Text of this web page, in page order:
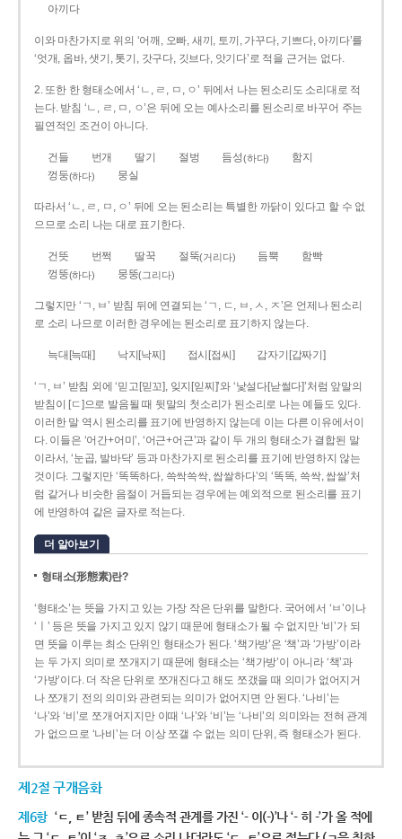
아끼다
이와 마찬가지로 위의 ‘어깨, 오빠, 새끼, 토끼, 가꾸다, 기쁘다, 아끼다’를
‘엇개, 옵바, 샛기, 톳기, 갓구다, 깃브다, 앗기다’로 적을 근거는 없다.
2. 또한 한 형태소에서 ‘ㄴ, ㄹ, ㅁ, ㅇ’ 뒤에서 나는 된소리도 소리대로 적
는다. 받침 ‘ㄴ, ㄹ, ㅁ, ㅇ’은 뒤에 오는 예사소리를 된소리로 바꾸어 주는
필연적인 조건이 아니다.
건들 번개 딸기 절벙 듬성(하다)
함지
껑둥(하다) 뭉실
따라서 ‘ㄴ, ㄹ, ㅁ, ㅇ’ 뒤에 오는 된소리는 특별한 까닭이 있다고 할 수 없
으므로 소리 나는 대로 표기한다.
건뜻 번쩍 딸꾹 절뚝(거리다) 듬뿍
함빡
껑뚱(하다) 뭉뚱(그리다)
그렇지만 ‘ㄱ, ㅂ’ 받침 뒤에 연결되는 ‘ㄱ, ㄷ, ㅂ, ㅅ, ㅈ’은 언제나 된소리
로 소리 나므로 이러한 경우에는 된소리로 표기하지 않는다.
늑대[늑때] 낙지[낙찌] 접시[접씨] 갑자기[갑짜기]
‘ㄱ, ㅂ’ 받침 외에 ‘믿고[믿꼬], 잊지[읻찌]’와 ‘낯설다[낟썰다]’처럼 앞말의
받침이 [ㄷ]으로 발음될 때 뒷말의 첫소리가 된소리로 나는 예들도 있다.
이러한 말 역시 된소리를 표기에 반영하지 않는데 이는 다른 이유에서이
다. 이들은 ‘어간+어미’, ‘어근+어근’과 같이 두 개의 형태소가 결합된 말
이라서, ‘눈곱, 발바닥’ 등과 마찬가지로 된소리를 표기에 반영하지 않는
것이다. 그렇지만 ‘똑똑하다, 쓱싹쓱싹, 쌉쌀하다’의 ‘똑똑, 쓱싹, 쌉쌀’처
럼 같거나 비슷한 음절이 거듭되는 경우에는 예외적으로 된소리를 표기
에 반영하여 같은 글자로 적는다.
더 알아보기
형태소(形態素)란?
‘형태소’는 뜻을 가지고 있는 가장 작은 단위를 말한다. 국어에서 ‘ㅂ’이나
‘ㅣ’ 등은 뜻을 가지고 있지 않기 때문에 형태소가 될 수 없지만 ‘비’가 되
면 뜻을 이루는 최소 단위인 형태소가 된다. ‘책가방’은 ‘책’과 ‘가방’이라
는 두 가지 의미로 쪼개지기 때문에 형태소는 ‘책가방’이 아니라 ‘책’과
‘가방’이다. 더 작은 단위로 쪼개진다고 해도 쪼갰을 때 의미가 없어지거
나 쪼개기 전의 의미와 관련되는 의미가 없어지면 안 된다. ‘나비’는
‘나’와 ‘비’로 쪼개어지지만 이때 ‘나’와 ‘비’는 ‘나비’의 의미와는 전혀 관계
가 없으므로 ‘나비’는 더 이상 쪼갤 수 없는 의미 단위, 즉 형태소가 된다.
제2절 구개음화
제6항 ‘ㄷ, ㅌ’ 받침 뒤에 종속적 관계를 가진 ‘- 이(-)’나 ‘- 히 -’가 올 적에